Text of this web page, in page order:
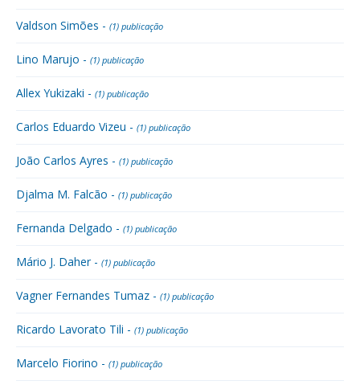
Valdson Simões - (1) publicação
Lino Marujo - (1) publicação
Allex Yukizaki - (1) publicação
Carlos Eduardo Vizeu - (1) publicação
João Carlos Ayres - (1) publicação
Djalma M. Falcão - (1) publicação
Fernanda Delgado - (1) publicação
Mário J. Daher - (1) publicação
Vagner Fernandes Tumaz - (1) publicação
Ricardo Lavorato Tili - (1) publicação
Marcelo Fiorino - (1) publicação